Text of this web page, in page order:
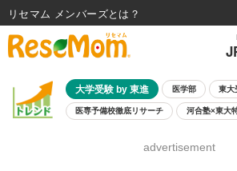
大学受験 by 東進 医学部 東大
医専予備校徹底リサーチ 河合塾×東大
8月開催学校説明会・相談会
advertisement
リセマム メンバーズ